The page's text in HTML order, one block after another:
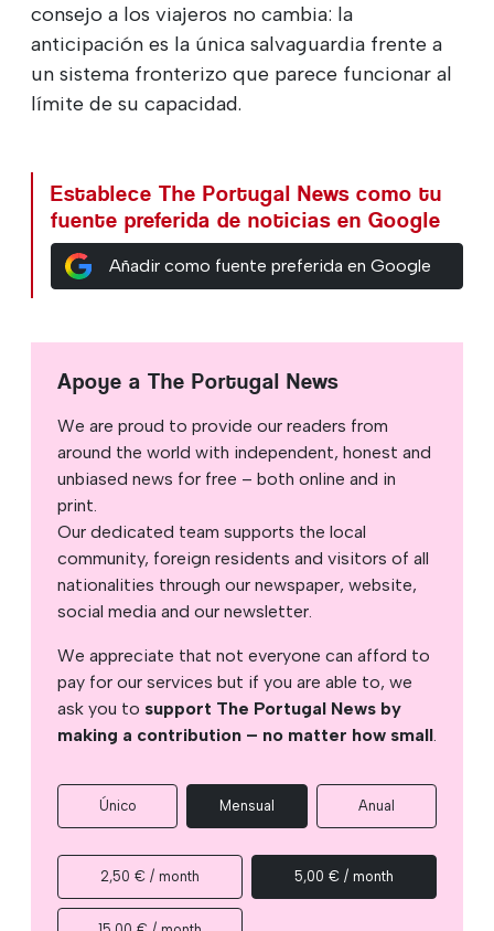
consejo a los viajeros no cambia: la
anticipación es la única salvaguardia frente a
un sistema fronterizo que parece funcionar al
límite de su capacidad.
Establece The Portugal News como tu
fuente preferida de noticias en Google
Añadir como fuente preferida en Google
Apoye a The Portugal News
We are proud to provide our readers from
around the world with independent, honest and
unbiased news for free – both online and in
print.
Our dedicated team supports the local
community, foreign residents and visitors of all
nationalities through our newspaper, website,
social media and our newsletter.
We appreciate that not everyone can afford to
pay for our services but if you are able to, we
ask you to support The Portugal News by
making a contribution – no matter how small.
Único Mensual Anual
2,50 € / month 5,00 € / month